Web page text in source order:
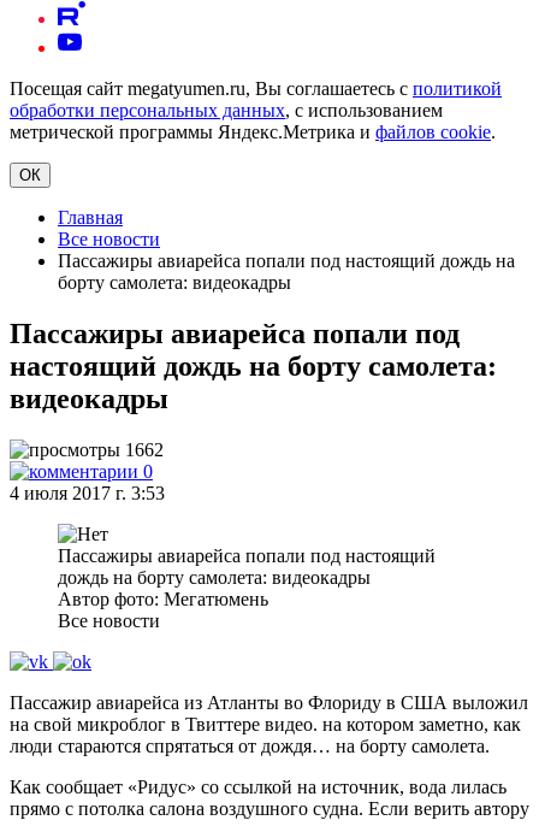
Посещая сайт megatyumen.ru, Вы соглашаетесь с политикой
обработки персональных данных, с использованием
метрической программы Яндекс.Метрика и файлов cookie.
ОК
Главная
Все новости
Пассажиры авиарейса попали под настоящий дождь на
борту самолета: видеокадры
Пассажиры авиарейса попали под
настоящий дождь на борту самолета:
видеокадры
1662
0
4 июля 2017 г. 3:53
Пассажиры авиарейса попали под настоящий
дождь на борту самолета: видеокадры
Автор фото: Мегатюмень
Все новости
Пассажир авиарейса из Атланты во Флориду в США выложил
на свой микроблог в Твиттере видео. на котором заметно, как
люди стараются спрятаться от дождя… на борту самолета.
Как сообщает «Ридус» со ссылкой на источник, вода лилась
прямо с потолка салона воздушного судна. Если верить автору